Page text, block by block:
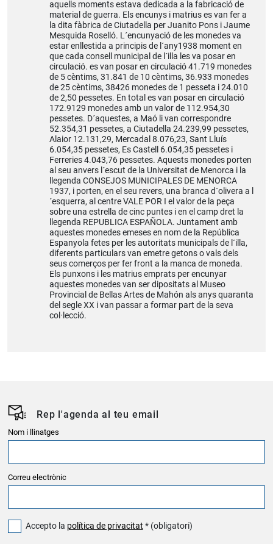
aquells moments estava dedicada a la fabricació de
material de guerra. Els encunys i matrius es van fer a
la dita fàbrica de Ciutadella per Juanito Pons i Jaume
Mesquida Roselló. L´encunyació de les monedes va
estar enllestida a principis de l´any1938 moment en
que cada consell municipal de l´illa les va posar en
circulació. es van posar en circulació 41.719 monedes
de 5 cèntims, 31.841 de 10 cèntims, 36.933 monedes
de 25 cèntims, 38426 monedes de 1 pesseta i 24.010
de 2,50 pessetes. En total es van posar en circulació
172.9129 monedes amb un valor de 112.954,30
pessetes. D´aquestes, a Maó li van correspondre
52.354,31 pessetes, a Ciutadella 24.239,99 pessetes,
Alaior 12.131,29, Mercadal 8.076,23, Sant Lluís
6.054,35 pessetes, Es Castell 6.054,35 pessetes i
Ferreries 4.043,76 pessetes. Aquests monedes porten
al seu anvers l´escut de la Universitat de Menorca i la
llegenda CONSEJOS MUNICIPALES DE MENORCA
1937, i porten, en el seu revers, una branca d´olivera a l
´esquerra, al centre VALE POR I el valor de la peça
sobre una estrella de cinc puntes i en el camp dret la
llegenda REPUBLICA ESPAÑOLA. Juntament amb
aquestes monedes emeses en nom de la República
Espanyola fetes per les autoritats municipals de l´illa,
diferents particulars van emetre getons o vals dels
seus comerços per fer front a la manca de moneda.
Els punxons i les matrius emprats per encunyar
aquestes monedes van ser dipositats al Museo
Provincial de Bellas Artes de Mahón als anys quaranta
del segle XX i van passar a formar part de la seva
col·lecció.
Rep l'agenda al teu email
Nom i llinatges
Correu electrònic
Accepto la política de privacitat * (obligatori)